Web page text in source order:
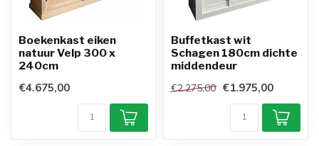
Boekenkast eiken
natuur Velp 300 x
240cm
€4.675,00
Buffetkast wit
Schagen 180cm dichte
middendeur
€2.275,00 €1.975,00